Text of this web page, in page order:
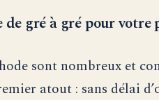
gré à gré pour
sont nombreux et
atout : sans délai